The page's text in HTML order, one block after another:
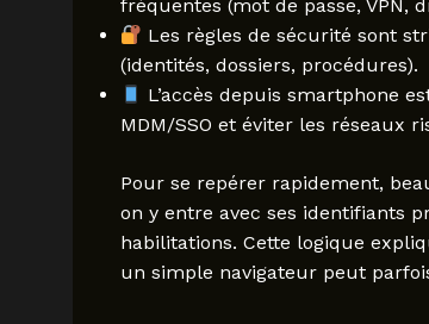
fréquentes (mot de passe, VPN,
Les règles de sécurité sont
(identités, dossiers, procédures).
L’accès depuis smartphone
MDM/SSO et éviter les réseaux
Pour se repérer rapidement,
on y entre avec ses identifiants
habilitations. Cette logique
un simple navigateur peut